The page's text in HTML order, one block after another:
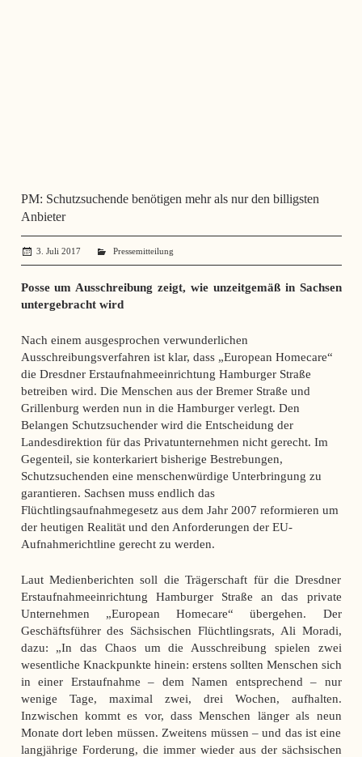
PM: Schutzsuchende benötigen mehr als nur den billigsten
Anbieter
3. Juli 2017 administrator
Pressemitteilung
Posse um Ausschreibung zeigt, wie unzeitgemäß in Sachsen
untergebracht wird
Nach einem ausgesprochen verwunderlichen
Ausschreibungsverfahren ist klar, dass „European Homecare“
die Dresdner Erstaufnahmeeinrichtung Hamburger Straße
betreiben wird. Die Menschen aus der Bremer Straße und
Grillenburg werden nun in die Hamburger verlegt. Den
Belangen Schutzsuchender wird die Entscheidung der
Landesdirektion für das Privatunternehmen nicht gerecht. Im
Gegenteil, sie konterkariert bisherige Bestrebungen,
Schutzsuchenden eine menschenwürdige Unterbringung zu
garantieren. Sachsen muss endlich das
Flüchtlingsaufnahmegesetz aus dem Jahr 2007 reformieren um
der heutigen Realität und den Anforderungen der EU-
Aufnahmerichtline gerecht zu werden.
Laut Medienberichten soll die Trägerschaft für die Dresdner
Erstaufnahmeeinrichtung Hamburger Straße an das private
Unternehmen „European Homecare“ übergehen. Der
Geschäftsführer des Sächsischen Flüchtlingsrats, Ali Moradi,
dazu: „In das Chaos um die Ausschreibung spielen zwei
wesentliche Knackpunkte hinein: erstens sollten Menschen sich
in einer Erstaufnahme – dem Namen entsprechend – nur
wenige Tage, maximal zwei, drei Wochen, aufhalten.
Inzwischen kommt es vor, dass Menschen länger als neun
Monate dort leben müssen. Zweitens müssen – und das ist eine
langjährige Forderung, die immer wieder aus der sächsischen